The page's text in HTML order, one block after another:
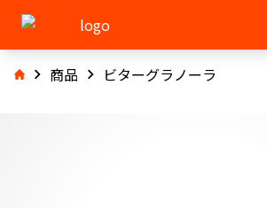
商品 ビターグラノーラ